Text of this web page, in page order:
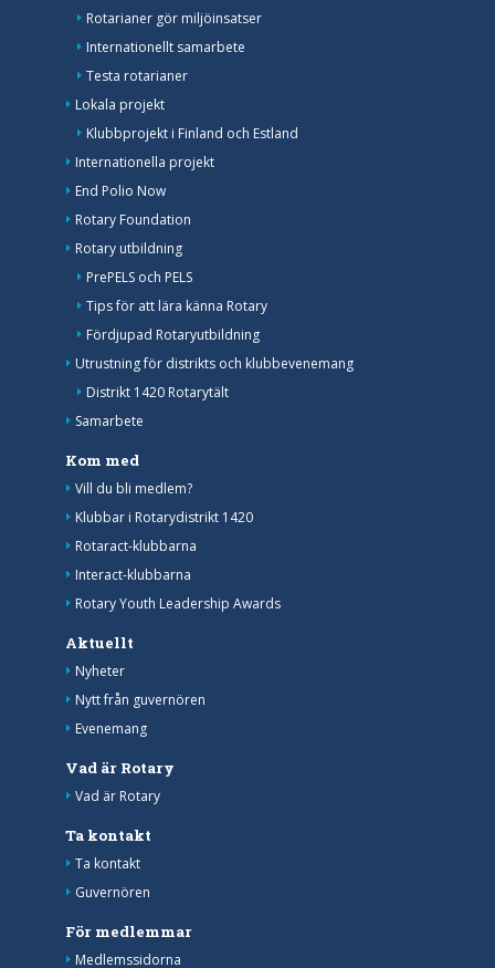
Rotarianer gör miljöinsatser
Internationellt samarbete
Testa rotarianer
Lokala projekt
Klubbprojekt i Finland och Estland
Internationella projekt
End Polio Now
Rotary Foundation
Rotary utbildning
PrePELS och PELS
Tips för att lära känna Rotary
Fördjupad Rotaryutbildning
Utrustning för distrikts och klubbevenemang
Distrikt 1420 Rotarytält
Samarbete
Kom med
Vill du bli medlem?
Klubbar i Rotarydistrikt 1420
Rotaract-klubbarna
Interact-klubbarna
Rotary Youth Leadership Awards
Aktuellt
Nyheter
Nytt från guvernören
Evenemang
Vad är Rotary
Vad är Rotary
Ta kontakt
Ta kontakt
Guvernören
För medlemmar
Medlemssidorna